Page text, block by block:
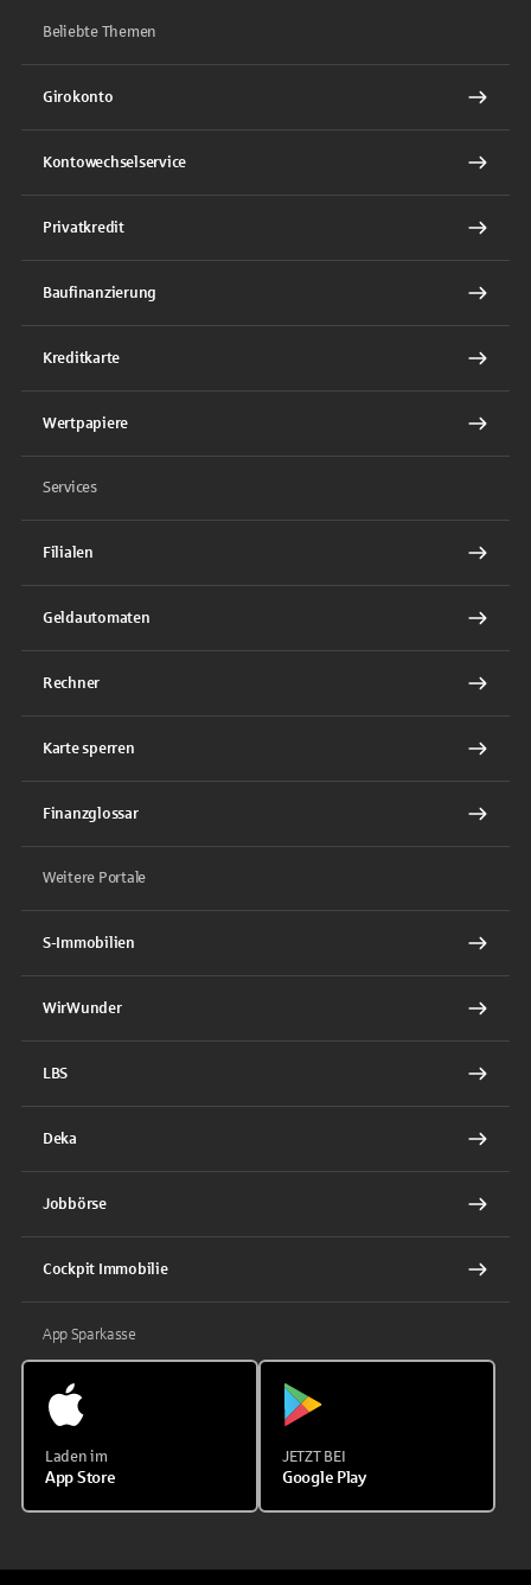
Beliebte Themen
Girokonto
Kontowechselservice
Privatkredit
Baufinanzierung
Kreditkarte
Wertpapiere
Services
Filialen
Geldautomaten
Rechner
Karte sperren
Finanzglossar
Weitere Portale
S-Immobilien
WirWunder
LBS
Deka
Jobbörse
Cockpit Immobilie
App Sparkasse
Laden im
App Store
JETZT BEI
Google Play